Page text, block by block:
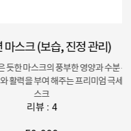
습, 진정 관리)
의 풍부한 영양과 수분 유지를
해주는 프리미엄 극세사 시트마